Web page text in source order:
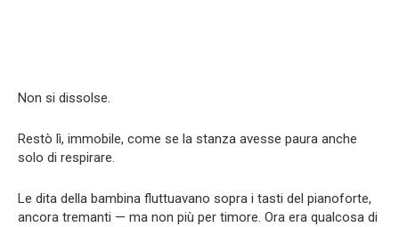
Non si dissolse.
Restò lì, immobile, come se la stanza avesse paura anche
solo di respirare.
Le dita della bambina fluttuavano sopra i tasti del pianoforte,
ancora tremanti — ma non più per timore. Ora era qualcosa di